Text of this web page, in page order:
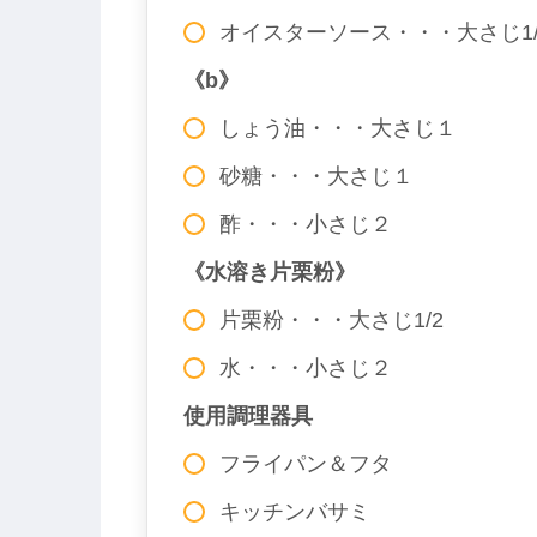
オイスターソース・・・大さじ
《b》
しょう油・・・大さじ１
砂糖・・・大さじ１
酢・・・小さじ２
《水溶き片栗粉》
片栗粉・・・大さじ1/2
水・・・小さじ２
使用調理器具
フライパン＆フタ
キッチンバサミ